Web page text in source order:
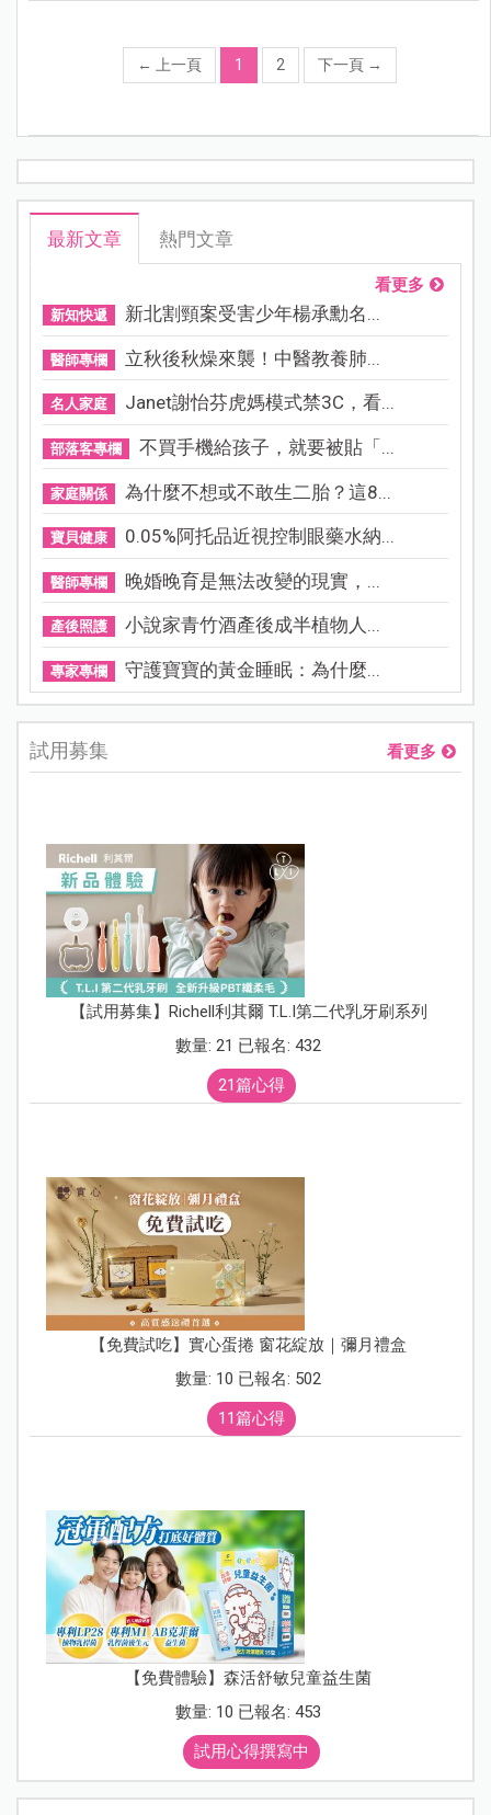
← 上一頁 1 2 下一頁 →
最新文章 熱門文章
看更多
新知快遞 新北割頸案受害少年楊承勳名...
醫師專欄 立秋後秋燥來襲！中醫教養肺...
名人家庭 Janet謝怡芬虎媽模式禁3C，看...
部落客專欄 不買手機給孩子，就要被貼「...
家庭關係 為什麼不想或不敢生二胎？這8...
寶貝健康 0.05%阿托品近視控制眼藥水納...
醫師專欄 晚婚晚育是無法改變的現實，...
產後照護 小說家青竹酒產後成半植物人...
專家專欄 守護寶寶的黃金睡眠：為什麼...
試用募集 看更多
【試用募集】Richell利其爾 T.L.I第二代乳牙刷系列
數量: 21 已報名: 432
21篇心得
【免費試吃】實心蛋捲 窗花綻放｜彌月禮盒
數量: 10 已報名: 502
11篇心得
【免費體驗】森活舒敏兒童益生菌
數量: 10 已報名: 453
試用心得撰寫中